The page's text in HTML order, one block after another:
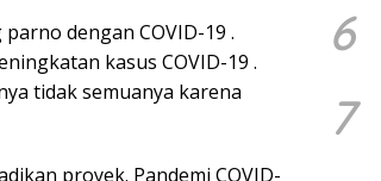
dengan COVID-19 .
kasus COVID-19 .
tidak semuanya karena
proyek. Pandemi COVID-
6
7